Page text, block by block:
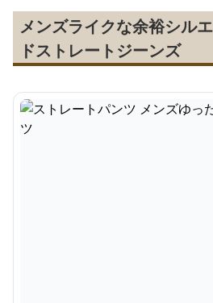
メンズライクな余裕シル
ドストレートジーンズ